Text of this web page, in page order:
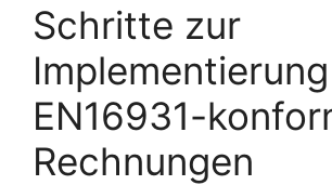
Schritte zur
EN16931-
Rechnungen